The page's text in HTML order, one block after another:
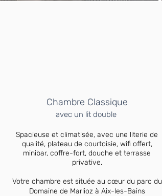
Chambre Classique
avec un lit double
Spacieuse et climatisée, avec une literie de
qualité, plateau de courtoisie, wifi offert,
minibar, coffre-fort, douche et terrasse
privative.
Votre chambre est située au cœur du parc du
Domaine de Marlioz à Aix-les-Bains